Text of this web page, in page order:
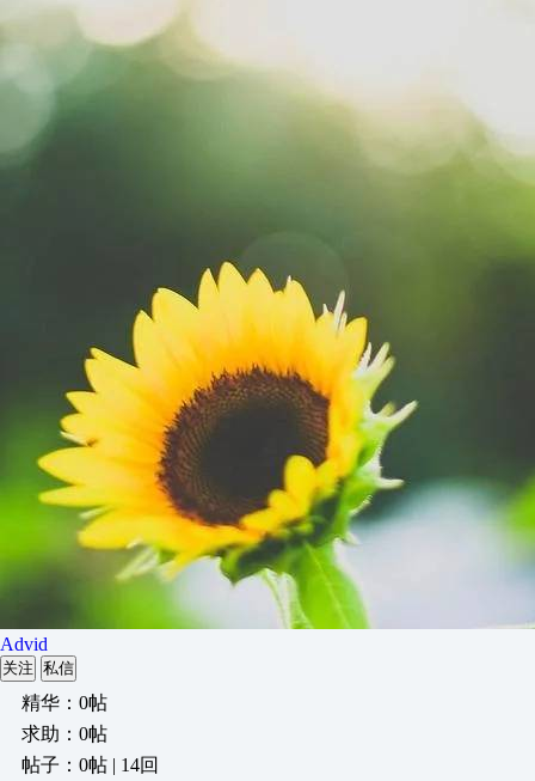
Advid
关注 私信
精华：0帖
求助：0帖
帖子：0帖 | 14回